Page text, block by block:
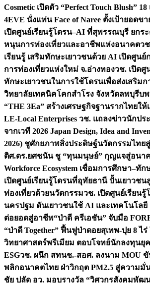
Cosmetic เปิดตัว “Perfect Touch Blush”
4EVE นั่งแท่น Face of Naree ตั้งเป้ายอดข
เปิดศูนย์เรียนรู้โดรน–AI ที่สุพรรณบุรี ยกร
หนุนการท่องเที่ยวและอาชีพแห่งอนาคตว
เรียนรู้ เสริมทักษะเยาวชนด้วย AI เปิดศูนย์
การท่องเที่ยวแห่งใหม่ จ.อ่างทองวช. เปิดศู
ทักษะเยาวชนในการใช้โดรนเพื่อส่งเสริม
วิทยาลัยเทคนิคโคกสำโรง จังหวัดลพบุรีบพ
“THE 3Ea” สร้างเศรษฐกิจฐานรากไทยให้
LE-Local Enterprises วช. แถลงข่าวนักปร
จากเวที 2026 Japan Design, Idea and
2026) ชูศักยภาพสิ่งประดิษฐ์นวัตกรรมไทย
ติศ.ดร.ยศชนัน ชู “ทุนมนุษย์” กุญแจสู่อนาค
Workforce Ecosystem เชื่อมการศึกษา–ทั
เปิดศูนย์เรียนรู้โดรนที่อุทัยธานี ปั้นเยาวช
ท่องเที่ยวด้วยนวัตกรรมวช. เปิดศูนย์เรียน
นครปฐม ดันเยาวชนใช้ AI และเทคโนโลยี
ต่อยอดสู่อาชีพ“ป่าดี ครีเอชัน” จับมือ
“ป่าดี Together” ฟื้นฟูป่าดอยสุเทพ-ปุย 8 ไ
วิทยาศาสตร์พรีเมียม ตอบโจทย์นักลงทุนยุ
ESGวช. ผนึก สทนช.-สอศ. ลงนาม MOU ขั
พลิกอนาคตไทย ฝ่าวิกฤต PM2.5 สู่ความมั่
ชัย ปลัด อว. มอบรางวัล “วิศวกรสังคมพัฒ